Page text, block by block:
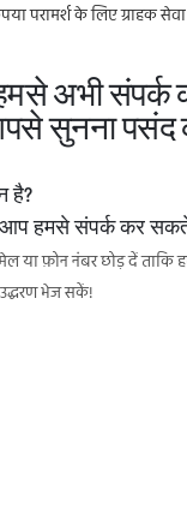
परामर्श के लिए ग्राहक
अभी संपर्क
सुनना पसंद
है?
आप हमसे संपर्क कर
या फ़ोन नंबर छोड़ दें ताकि
भेज सकें!